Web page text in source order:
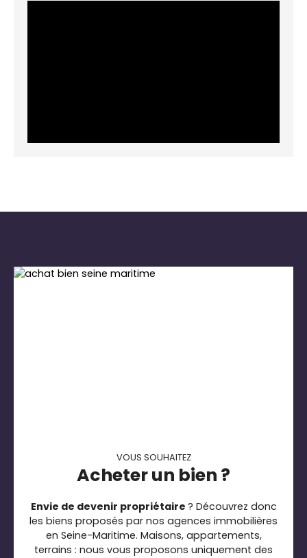
VOUS SOUHAITEZ
Acheter un bien ?
Envie de devenir propriétaire ? Découvrez donc
les biens proposés par nos agences immobilières
en Seine-Maritime. Maisons, appartements,
terrains : nous vous proposons uniquement des